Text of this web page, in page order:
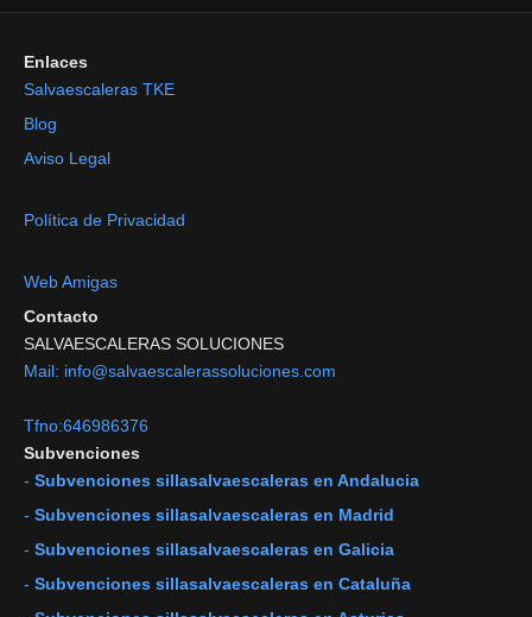
Enlaces
Salvaescaleras TKE
Blog
Aviso Legal
Política de Privacidad
Web Amigas
Contacto
SALVAESCALERAS SOLUCIONES
Mail: info@salvaescalerassoluciones.com
Tfno:646986376
Subvenciones
- Subvenciones sillasalvaescaleras en Andalucia
- Subvenciones sillasalvaescaleras en Madrid
- Subvenciones sillasalvaescaleras en Galicia
- Subvenciones sillasalvaescaleras en Cataluña